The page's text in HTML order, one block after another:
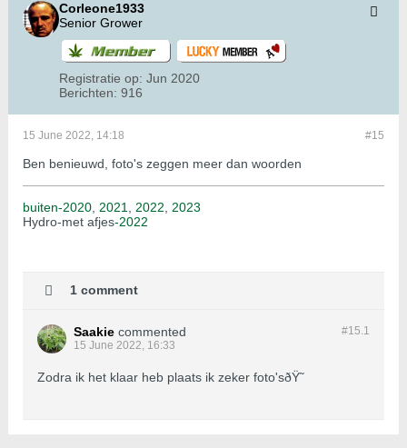
Corleone1933
Senior Grower
Registratie op: Jun 2020
Berichten: 916
#15
15 June 2022, 14:18
Ben benieuwd, foto's zeggen meer dan woorden
buiten-2020 2021 2022
2023
Hydro-met afjes-2022
1 comment
#15.1
Saakie commented
15 June 2022, 16:33
Zodra ik het klaar heb plaats ik zeker foto'sðŸ˜